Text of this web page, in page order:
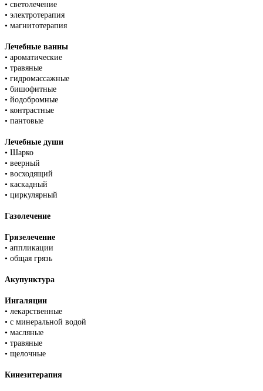
• светолечение
• электротерапия
• магнитотерапия
Лечебные ванны
• ароматические
• травяные
• гидромассажные
• бишофитные
• йодобромные
• контрастные
• пантовые
Лечебные души
• Шарко
• веерный
• восходящий
• каскадный
• циркулярный
Газолечение
Грязелечение
• аппликации
• общая грязь
Акупунктура
Ингаляции
• лекарственные
• с минеральной водой
• масляные
• травяные
• щелочные
Кинезитерапия